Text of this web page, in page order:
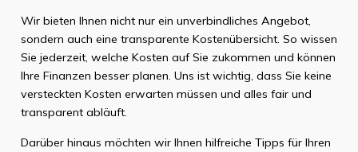
Wir bieten Ihnen nicht nur ein unverbindliches Angebot,
sondern auch eine transparente Kostenübersicht. So wissen
Sie jederzeit, welche Kosten auf Sie zukommen und können
Ihre Finanzen besser planen. Uns ist wichtig, dass Sie keine
versteckten Kosten erwarten müssen und alles fair und
transparent abläuft.
Darüber hinaus möchten wir Ihnen hilfreiche Tipps für Ihren